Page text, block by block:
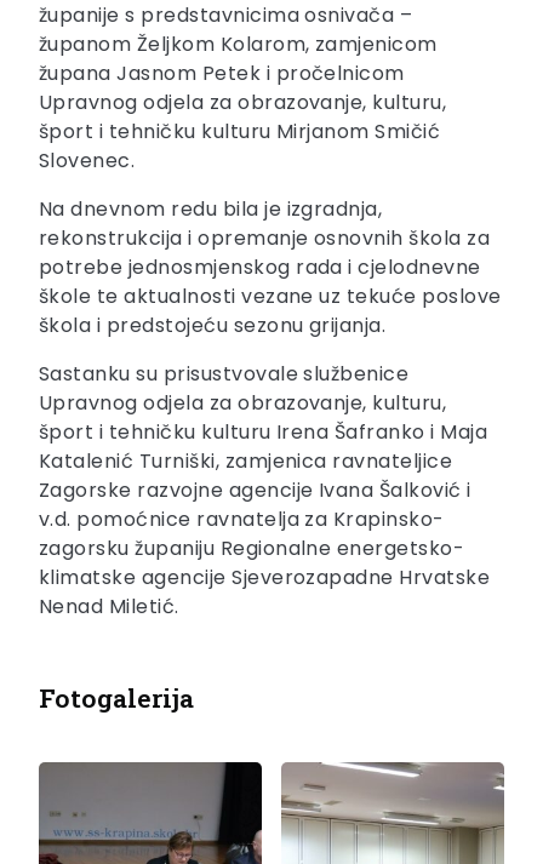
županije s predstavnicima osnivača –
županom Željkom Kolarom, zamjenicom
župana Jasnom Petek i pročelnicom
Upravnog odjela za obrazovanje, kulturu,
šport i tehničku kulturu Mirjanom Smičić
Slovenec.
Na dnevnom redu bila je izgradnja,
rekonstrukcija i opremanje osnovnih škola za
potrebe jednosmjenskog rada i cjelodnevne
škole te aktualnosti vezane uz tekuće poslove
škola i predstojeću sezonu grijanja.
Sastanku su prisustvovale službenice
Upravnog odjela za obrazovanje, kulturu,
šport i tehničku kulturu Irena Šafranko i Maja
Katalenić Turniški, zamjenica ravnateljice
Zagorske razvojne agencije Ivana Šalković i
v.d. pomoćnice ravnatelja za Krapinsko-
zagorsku županiju Regionalne energetsko-
klimatske agencije Sjeverozapadne Hrvatske
Nenad Miletić.
Fotogalerija